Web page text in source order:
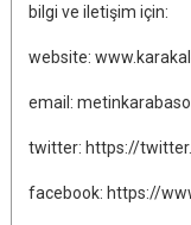
bilgi ve iletişim için:
website:
email:
twitter: https://
facebook: https://